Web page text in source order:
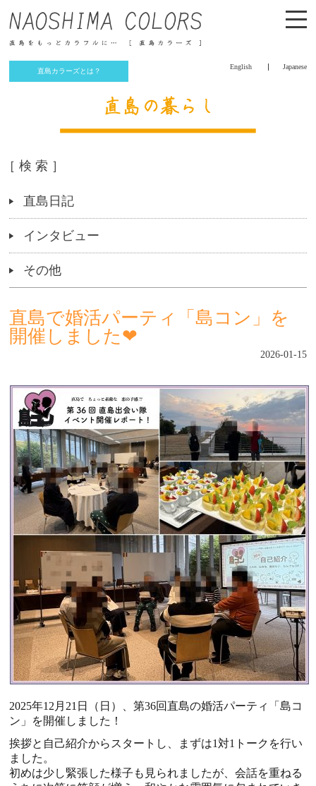
直島カラーズとは？
English Japanese
［ 検 索 ］
直島日記
インタビュー
その他
直島で婚活パーティ「島コン」を
開催しました❤︎
2026-01-15
2025年12 月 21 日（日）、第36回直島の婚活パーティ「島コ
ン」を開催しました！
挨拶と自己紹介からスタートし、まずは1 対1 トークを行い
ました。
初めは少し緊張した様子も見られましたが、会話を重ねる